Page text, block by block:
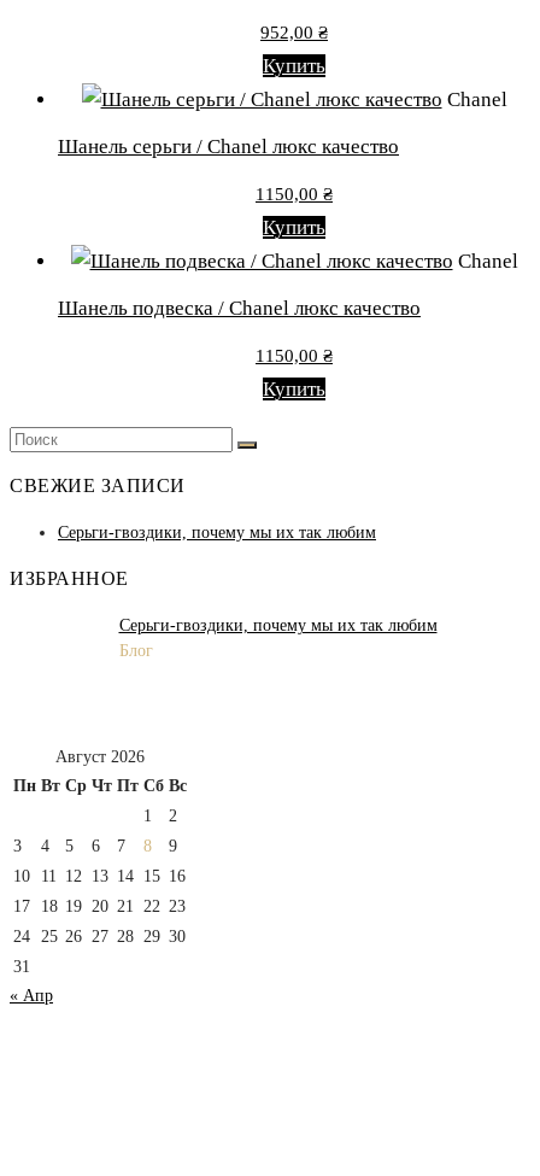
952,00 ₴
Купить
Chanel
Шанель серьги / Chanel люкс качество
1150,00 ₴
Купить
Chanel
Шанель подвеска / Chanel люкс качество
1150,00 ₴
Купить
Искать:
Поиск
СВЕЖИЕ ЗАПИСИ
Серьги-гвоздики, почему мы их так любим
ИЗБРАННОЕ
Серьги-гвоздики, почему мы их так любим
Блог
Август 2026
Пн Вт Ср Чт Пт Сб Вс
1
2
3
4 5 6 7 8
9
10
11 12 13 14 15 16
17
18 19 20 21 22 23
24 25 26 27 28 29 30
31
« Апр